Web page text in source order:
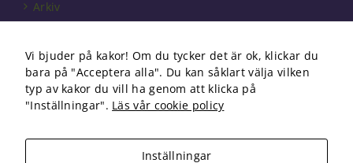
Arkiv
Förbundet
Om cookies
Vi bjuder på kakor! Om du tycker det är ok, klickar du
bara på "Acceptera alla". Du kan såklart välja vilken
typ av kakor du vill ha genom att klicka på
"Inställningar". Läs vår cookie policy
Inställningar